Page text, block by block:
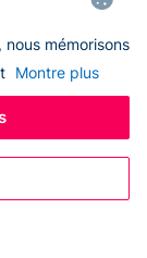
mémorisons
Montre plus